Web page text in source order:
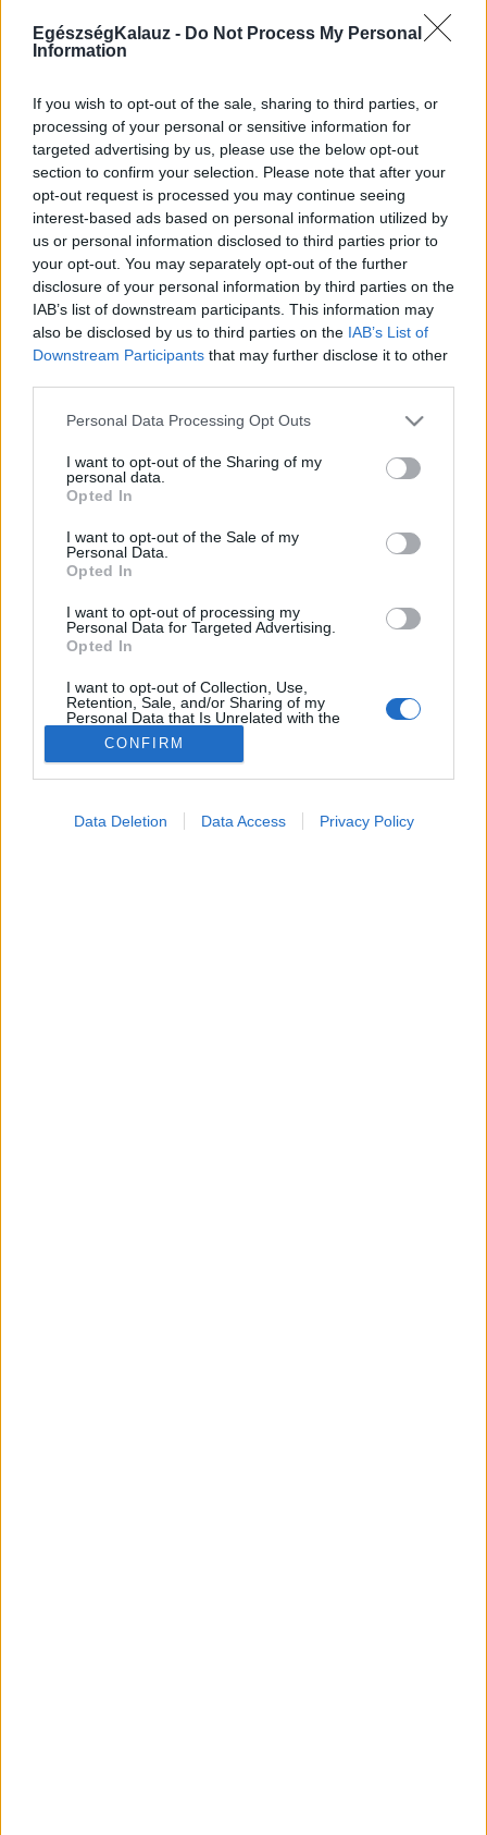
EgészségKalauz - Do Not Process My Personal
Information
If you wish to opt-out of the sale, sharing to third parties, or
processing of your personal or sensitive information for
targeted advertising by us, please use the below opt-out
section to confirm your selection. Please note that after your
opt-out request is processed you may continue seeing
interest-based ads based on personal information utilized by
us or personal information disclosed to third parties prior to
your opt-out. You may separately opt-out of the further
disclosure of your personal information by third parties on the
IAB’s list of downstream participants. This information may
also be disclosed by us to third parties on the IAB’s List of
Downstream Participants that may further disclose it to other
Please note that this website/app uses one or more Google
not limited to your visit or usage behaviour. You may click to
grant or deny consent to Google and its third-party tags to
use your data for below specified purposes in below Google
consent section.
Personal Data Processing Opt Outs
I want to opt-out of the Sharing of my
personal data.
Opted In
I want to opt-out of the Sale of my
Personal Data.
Opted In
I want to opt-out of processing my
Personal Data for Targeted Advertising.
Opted In
I want to opt-out of Collection, Use,
Retention, Sale, and/or Sharing of my
Personal Data that Is Unrelated with the
Purposes for which it was collected.
Opted Out
CONFIRM
Data Deletion Data Access Privacy Policy
Életmódváltás
Kutatás
Videók
Kisállatok egészsége
#allergia #influenza
#cukorbetegség
#orvosmeteorológia#vérnyomás#stroke#rákbetegség
#pajzsmirigy#reflux#ekcéma#herpesz
Regisztráció
Böjt
Böjt